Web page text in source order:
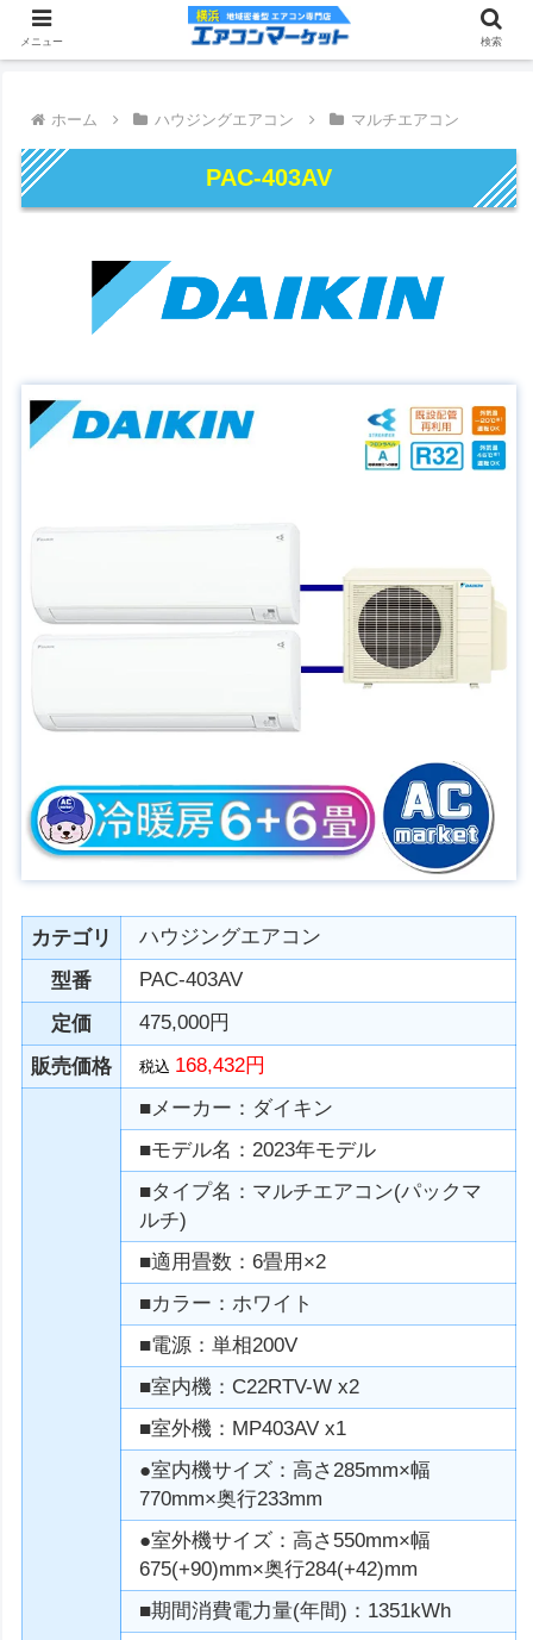
ホーム ハウジングエアコン マルチエアコン
PAC-403AV
カテゴリ
ハウジングエアコン
型番
PAC-403AV
定価
475,000円
販売価格
税込 168,432円
■メーカー：ダイキン
■モデル名：2023年モデル
■タイプ名：マルチエアコン(パックマ
ルチ)
■適用畳数：6畳用×2
■カラー：ホワイト
■電源：単相200V
■室内機：C22RTV-W x2
■室外機：MP403AV x1
●室内機サイズ：高さ285mm×幅
770mm×奥行233mm
●室外機サイズ：高さ550mm×幅
675(+90)mm×奥行284(+42)mm
■期間消費電力量(年間)：1351kWh
メニュー 検索